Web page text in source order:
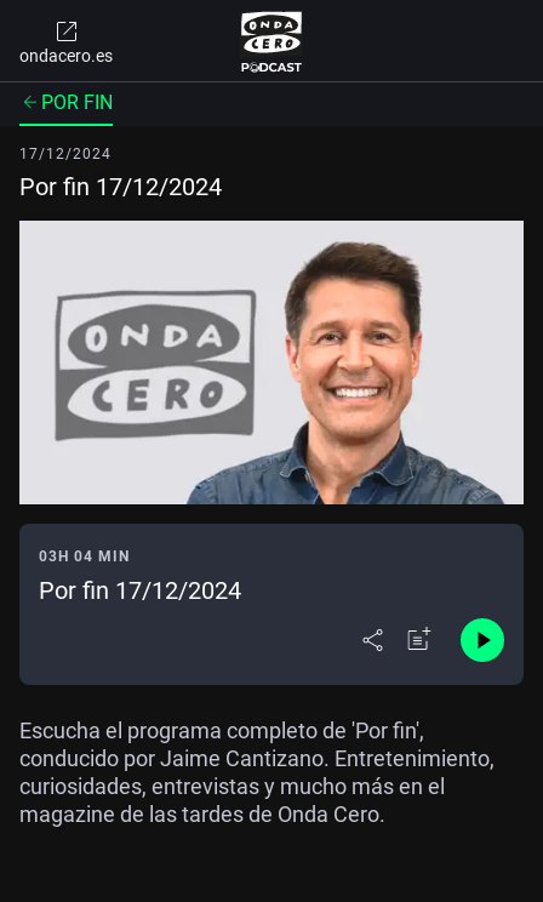
ondacero.es
POR FIN
17/12/2024
Por fin 17/12/2024
03H 04 MIN
Por fin 17/12/2024
Escucha el programa completo de 'Por fin',
conducido por Jaime Cantizano. Entretenimiento,
curiosidades, entrevistas y mucho más en el
magazine de las tardes de Onda Cero.